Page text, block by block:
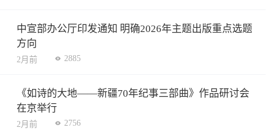
中宣部办公厅印发通知 明确2026年主题出版重点选题
方向
2月前 2885
《如诗的大地——新疆70年纪事三部曲》作品研讨会
在京举行
2月前 2756